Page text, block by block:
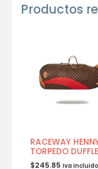
Productos
RACEWAY
TORPEDO DUFFLE
$245.85 Iva incluido